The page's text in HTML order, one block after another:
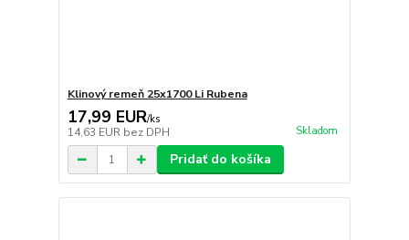
Klinový remeň 25x1700 Li Rubena
17,99 EUR/ks
14,63 EUR bez DPH Skladom
Pridať do košíka